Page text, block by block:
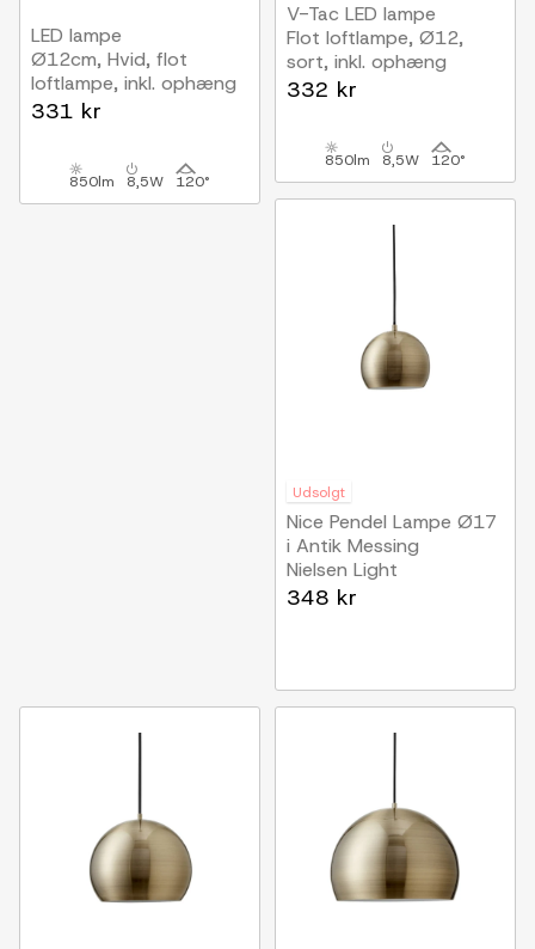
LED lampe
Ø12cm, Hvid, flot
loftlampe, inkl. ophæng
331 kr
850lm 8,5W 120°
V-Tac LED lampe
Flot loftlampe, Ø12,
sort, inkl. ophæng
332 kr
850lm 8,5W 120°
Udsolgt
Nice Pendel Lampe Ø17
i Antik Messing
Nielsen Light
348 kr